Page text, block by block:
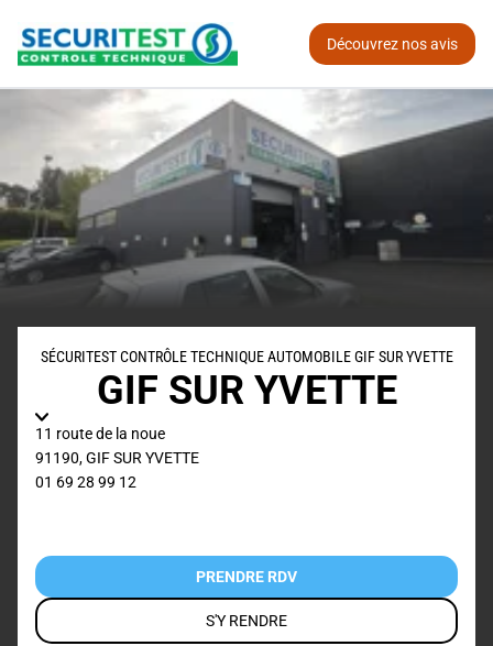
Découvrez nos avis
SÉCURITEST CONTRÔLE TECHNIQUE AUTOMOBILE GIF SUR YVETTE
GIF SUR YVETTE
11 route de la noue
91190,GIF SUR YVETTE
01 69 28 99 12
PRENDRE RDV
S'Y RENDRE